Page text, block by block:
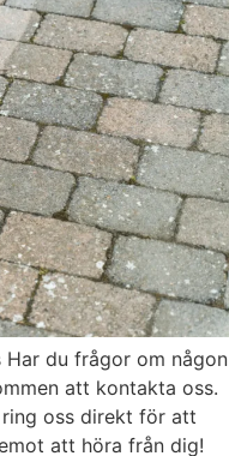
Har du frågor om någon
att kontakta oss.
oss direkt för att
att höra från dig!